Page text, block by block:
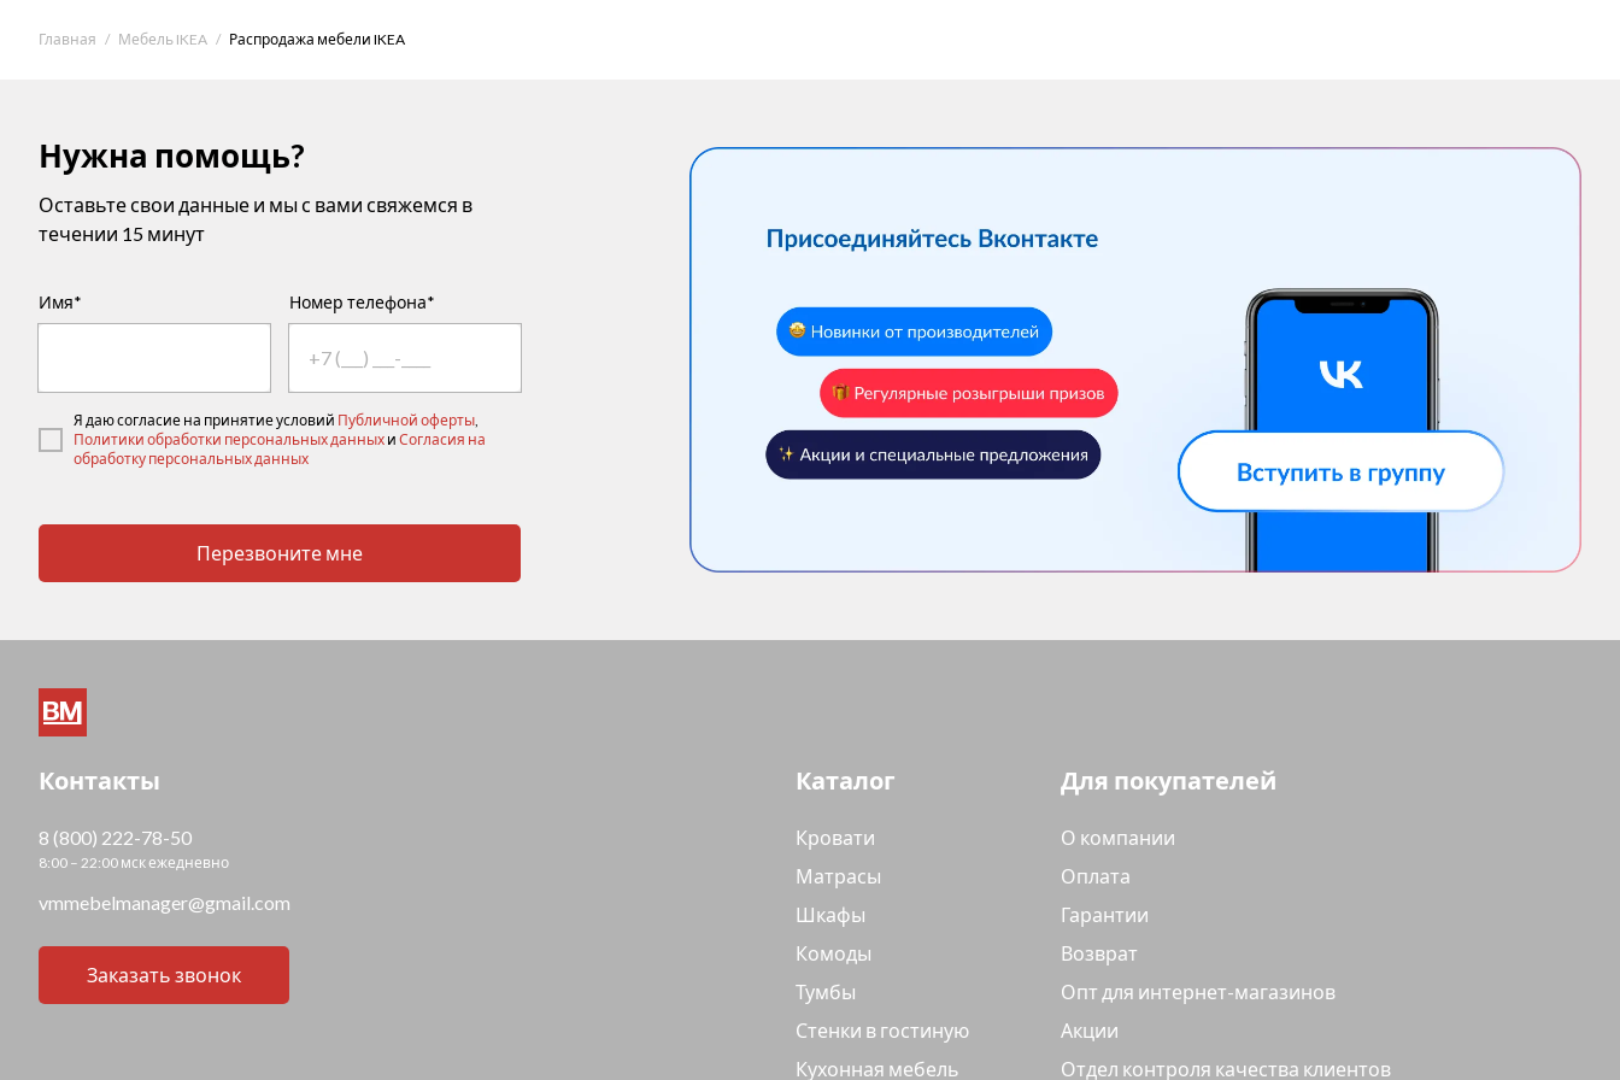
Главная Мебель IKEA Распродажа мебели IKEA
Нужна помощь?
Оставьте свои данные и мы с вами свяжемся в
течении 15 минут
Имя* Номер телефона*
Я даю согласие на принятие условий Публичной оферты,
Политики обработки персональных данных и Согласия на
обработку персональных данных
Перезвоните мне
Контакты
8 (800) 222-78-50
8:00 – 22:00 мск ежедневно
vmmebelmanager@gmail.com
Заказать звонок
Каталог
Кровати
Матрасы
Шкафы
Комоды
Тумбы
Стенки в гостиную
Кухонная мебель
Для покупателей
О компании
Оплата
Гарантии
Возврат
Опт для интернет-магазинов
Акции
Отдел контроля качества клиентов